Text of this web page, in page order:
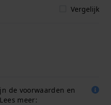
Vergelijk
de voorwaarden en
meer: